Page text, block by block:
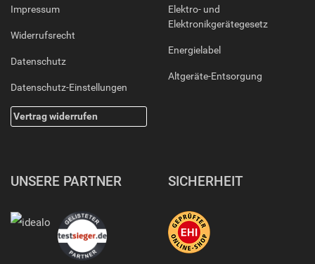
Impressum
Widerrufsrecht
Datenschutz
Datenschutz-Einstellungen
Vertrag widerrufen
Elektro- und
Elektronikgerätegesetz
Energielabel
Altgeräte-Entsorgung
UNSERE PARTNER SICHERHEIT